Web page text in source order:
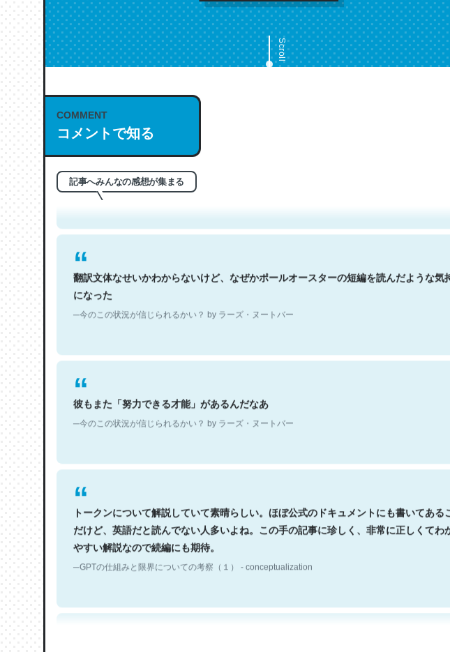
Scroll
COMMENT
コメントで知る
記事へみんなの感想が集まる
これは名文。彼はとてもクレバーなんだろうなと凄く思う。英語少しでも読める人は
もお勧め。自分はこの流れ好き。Let’s Fucking Go. Then Covid hit. Shit.
─今のこの状況が信じられるかい？ by ラーズ・ヌートバー
翻訳文体なせいかわからないけど、なぜかポールオースターの短編を読んだような気
になった
─今のこの状況が信じられるかい？ by ラーズ・ヌートバー
彼もまた「努力できる才能」があるんだなあ
─今のこの状況が信じられるかい？ by ラーズ・ヌートバー
トークンについて解説していて素晴らしい。ほぼ公式のドキュメントにも書いてある
だけど、英語だと読んでない人多いよね。この手の記事に珍しく、非常に正しくてわ
やすい解説なので続編にも期待。
─GPTの仕組みと限界についての考察（１） - conceptualization